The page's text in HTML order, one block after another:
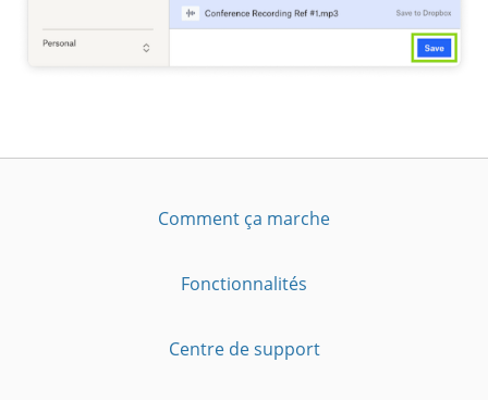
Comment ça marche
Fonctionnalités
Centre de support